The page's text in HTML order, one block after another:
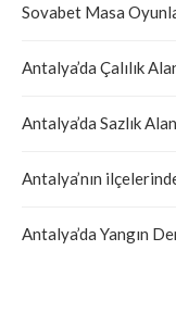
Sovabet Masa
Antalya’da Çalılık
Antalya’da Sazlık
Antalya’nın
Antalya’da Yangın